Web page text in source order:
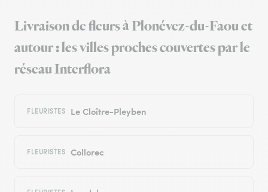
Livraison de fleurs à Plonévez-du-Faou et
autour : les villes proches couvertes par le
réseau Interflora
FLEURISTES Le Cloître-Pleyben
FLEURISTES Collorec